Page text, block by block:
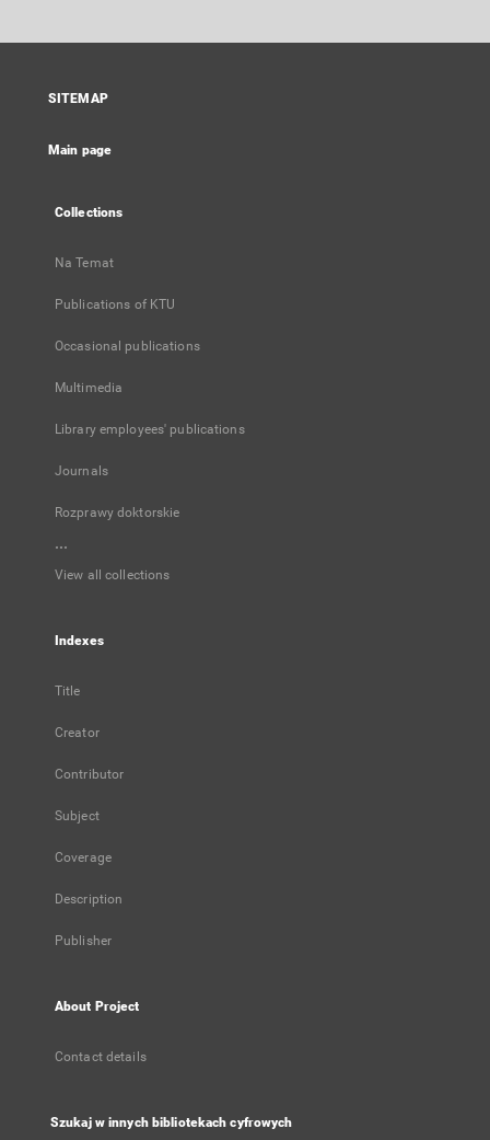
open
new
SITEMAP
Main page
Collections
Na Temat
Publications of KTU
Occasional publications
Multimedia
Library employees' publications
Journals
Rozprawy doktorskie
...
View all collections
Indexes
Title
Creator
Contributor
Subject
Coverage
Description
Publisher
About Project
Contact details
Szukaj w innych bibliotekach cyfrowych